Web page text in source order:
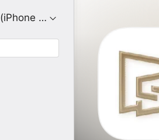
(iPhone 版)